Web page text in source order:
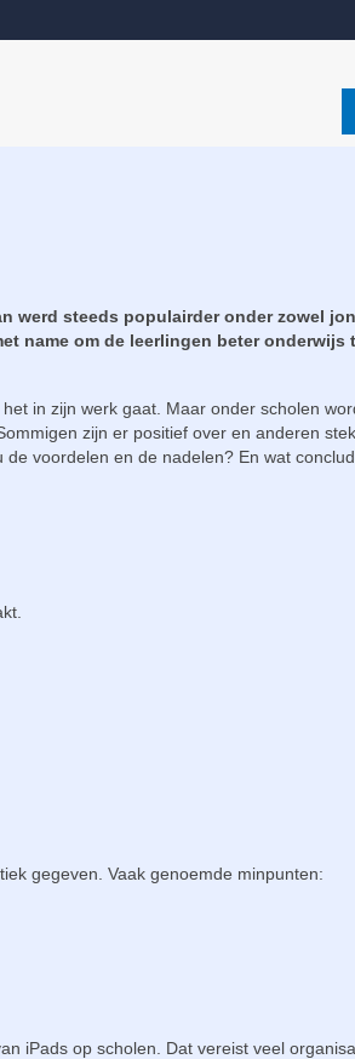
werd steeds populairder onder zowel
name om de leerlingen beter onderwijs
in zijn werk gaat. Maar onder scholen
zijn er positief over en anderen
voordelen en de nadelen? En wat
gegeven. Vaak genoemde minpunten:
iPads op scholen. Dat vereist veel